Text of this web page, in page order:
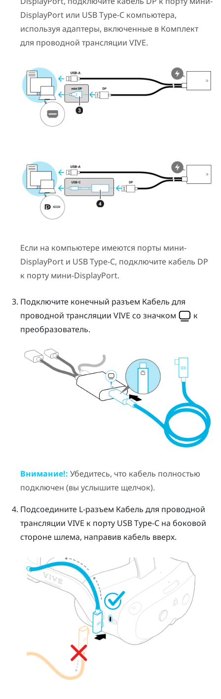
DisplayPortили USB Type-Cкомпьютера,
используя адаптеры, включенные в Комплект
для проводной трансляции VIVE.
Если на компьютере имеются порты мини-
DisplayPortи USB Type-C, подключите кабель DP
к порту мини-DisplayPort.
Подключите конечный разъем Кабель для
проводной трансляции VIVE со значком
к
преобразователь.
Внимание!: Убедитесь, что кабель полностью
подключен (вы услышите щелчок).
Подсоедините L-разъем Кабель для проводной
трансляции VIVE к порту USB Type-Cна боковой
стороне шлема, направив кабель вверх.